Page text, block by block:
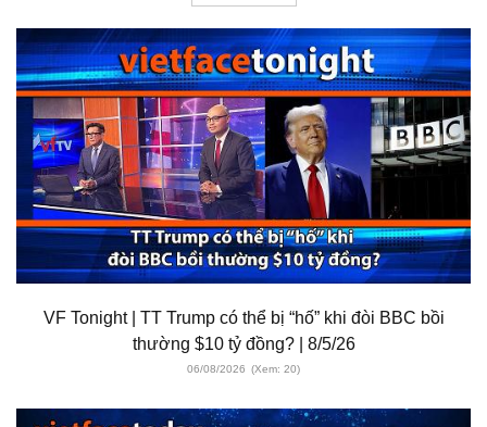
VF Tonight | TT Trump có thể bị “hố” khi đòi BBC bồi
thường $10 tỷ đồng? | 8/5/26
06/08/2026 (Xem: 20)